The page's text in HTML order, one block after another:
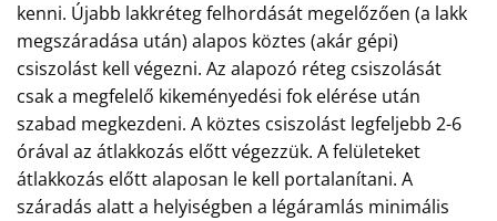
kenni. Újabb lakkréteg felhordását megelőzően (a lakk
megszáradása után) alapos köztes (akár gépi)
csiszolást kell végezni. Az alapozó réteg csiszolását
csak a megfelelő kikeményedési fok elérése után
szabad megkezdeni. A köztes csiszolást legfeljebb 2-6
órával az átlakkozás előtt végezzük. A felületeket
átlakkozás előtt alaposan le kell portalanítani. A
száradás alatt a helyiségben a légáramlás minimális